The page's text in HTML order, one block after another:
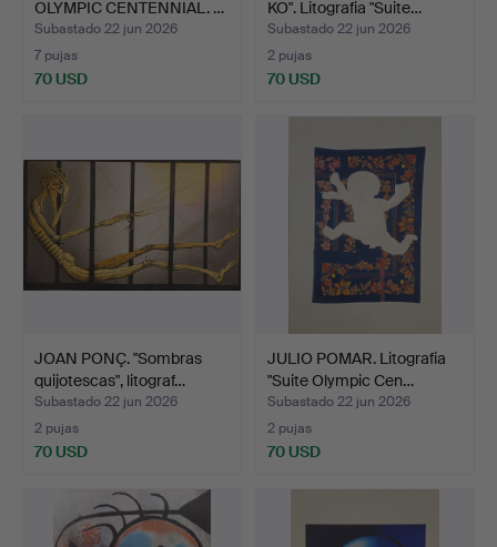
OLYMPIC CENTENNIAL. …
Subastado 22 jun 2026
7 pujas
70 USD
KO". Litografia "Suite…
Subastado 22 jun 2026
2 pujas
70 USD
JOAN PONÇ. "Sombras
quijotescas", litograf…
Subastado 22 jun 2026
2 pujas
70 USD
JULIO POMAR. Litografia
"Suite Olympic Cen…
Subastado 22 jun 2026
2 pujas
70 USD